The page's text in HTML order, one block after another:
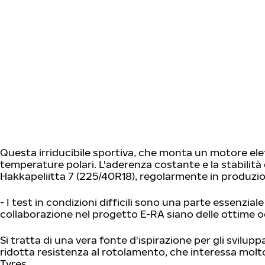
Questa irriducibile sportiva, che monta un motore
temperature polari. L'aderenza costante e la
Hakkapeliitta 7 (225/40R18), regolarmente in
- I test in condizioni difficili sono una parte
collaborazione nel progetto E-RA siano delle ottime
Si tratta di una vera fonte d'ispirazione per gli
ridotta resistenza al rotolamento, che interessa